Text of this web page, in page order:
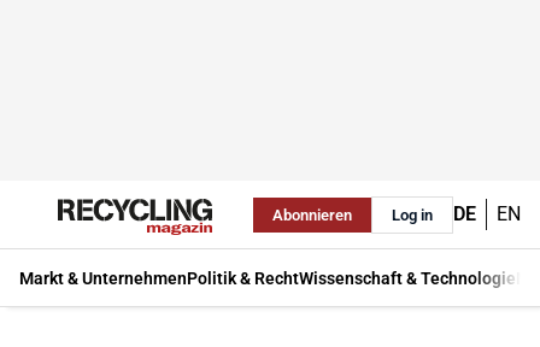
Abonnieren Log in DE EN
Markt & UnternehmenPolitik & RechtWissenschaft & Technologie